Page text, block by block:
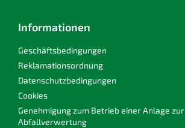
Informationen
Geschäftsbedingungen
Reklamationsordnung
Datenschutzbedingungen
Cookies
Genehmigung zum Betrieb einer Anlage zur
Abfallverwertung